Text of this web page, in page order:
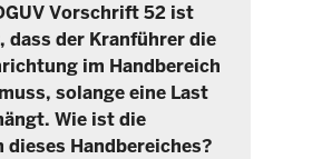
Vorschrift 52 ist
dass der Kranführer die
im Handbereich
solange eine Last
Wie ist die
Handbereiches?